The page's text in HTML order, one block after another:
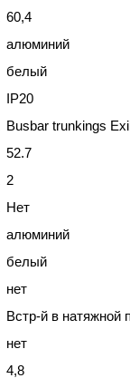
60,4
алюминий
белый
IP20
Busbar trunkings
52.7
2
Нет
алюминий
белый
нет
Встр-й в натяжной
нет
4,8